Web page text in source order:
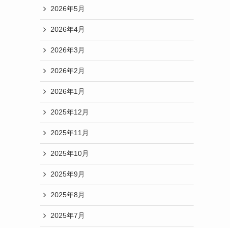
2026年5月
2026年4月
2026年3月
2026年2月
2026年1月
2025年12月
2025年11月
2025年10月
2025年9月
2025年8月
2025年7月